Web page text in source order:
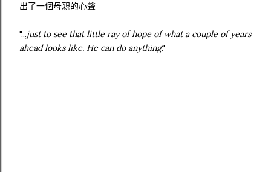
出了一個母親的心聲
"...just to see that little ray of hope of what a couple of years
ahead looks like. He can do anything."